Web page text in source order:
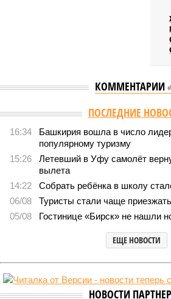
КОММЕНТАРИИ
Версия //Бизнес //БКК требует с Башкирии
БКК требует с Башкирии 13 млрд
Восточного выезда
Долг на дороге
БКК требует с Башкирии 13 млрд рублей по
(изображение
Компания «Башкирская концессионная